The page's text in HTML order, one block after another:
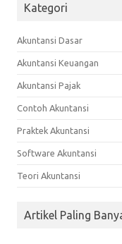
Kategori
Akuntansi Dasar
Akuntansi Keuangan
Akuntansi Pajak
Contoh Akuntansi
Praktek Akuntansi
Software Akuntansi
Teori Akuntansi
Artikel Paling